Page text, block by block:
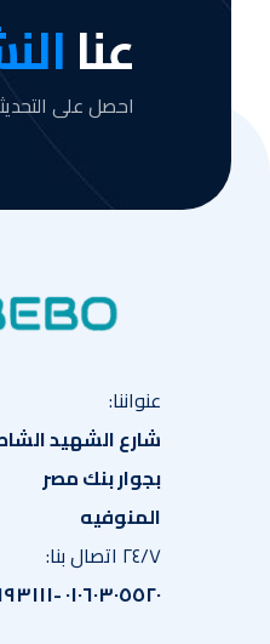
عنا
احصل على
عنواننا:
شارع الشهيد
بجوار بنك مصر
المنوفيه
٢٤/٧ اتصال بنا:
٠١٠٦٠٣٠٥٥٢٠ -٠١٢٠٥٩٩٣١١١- ٠١٢٨٧٨٤٣٦٦٦